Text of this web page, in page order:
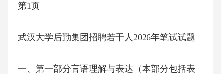
第1页
武汉大学后勤集团招聘若干人2026年笔试试题
一、第一部分言语理解与表达（本部分包括表